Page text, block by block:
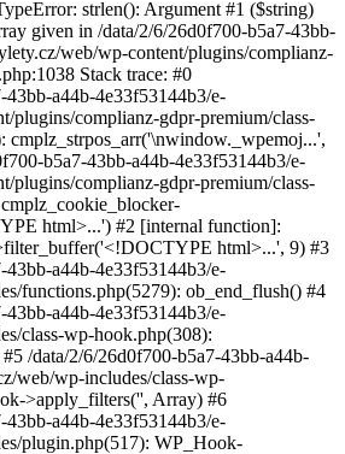
strlen(): Argument #1 ($string)
given in /data/2/6/26d0f700-b5a7-43bb-
web/wp-content/plugins/complianz-
Stack trace: #0
a44b-4e33f53144b3/e-
plugins/complianz-gdpr-premium/class-
cmplz_strpos_arr('\nwindow._wpemoj...',
b5a7-43bb-a44b-4e33f53144b3/e-
plugins/complianz-gdpr-premium/class-
html>...') #2 [internal function]:
html>...', 9) #3
a44b-4e33f53144b3/e-
functions.php(5279): ob_end_flush() #4
a44b-4e33f53144b3/e-
class-wp-hook.php(308):
/data/2/6/26d0f700-b5a7-43bb-a44b-
web/wp-includes/class-wp-
>apply_filters('', Array) #6
a44b-4e33f53144b3/e-
plugin.php(517): WP_Hook-